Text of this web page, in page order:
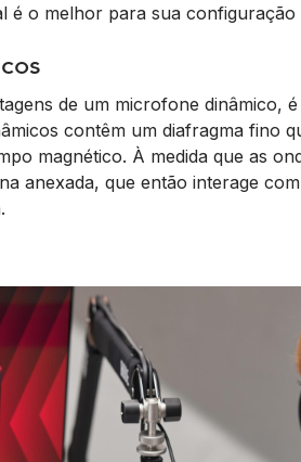
é o melhor para sua configuração
de um microfone dinâmico,
contêm um diafragma fino
magnético. À medida que as
anexada, que então interage